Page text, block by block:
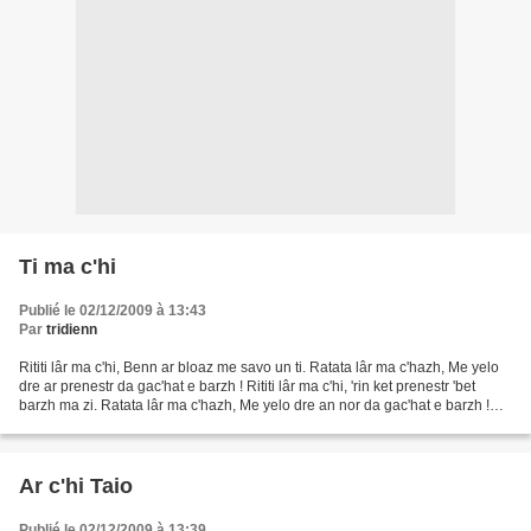
Ti ma c'hi
Publié le 02/12/2009 à 13:43
Par tridienn
Rititi lâr ma c'hi, Benn ar bloaz me savo un ti. Ratata lâr ma c'hazh, Me yelo
dre ar prenestr da gac'hat e barzh ! Rititi lâr ma c'hi, 'rin ket prenestr 'bet
barzh ma zi. Ratata lâr ma c'hazh, Me yelo dre an nor da gac'hat e barzh !
Ar c'hi Taio